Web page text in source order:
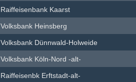
Raiffeisenbank Kaarst
Volksbank Heinsberg
Volksbank Dünnwald-Holweide
Volksbank Köln-Nord -alt-
Raiffeisenbk Erftstadt-alt-